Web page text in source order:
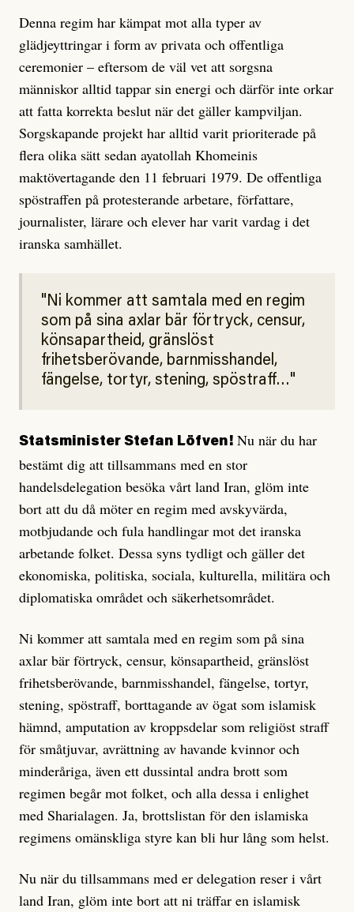
Denna regim har kämpat mot alla typer av
glädjeyttringar i form av privata och offentliga
ceremonier – eftersom de väl vet att sorgsna
människor alltid tappar sin energi och därför inte orkar
att fatta korrekta beslut när det gäller kampviljan.
Sorgskapande projekt har alltid varit prioriterade på
flera olika sätt sedan ayatollah Khomeinis
maktövertagande den 11 februari 1979. De offentliga
spöstraffen på protesterande arbetare, författare,
journalister, lärare och elever har varit vardag i det
iranska samhället.
Ni kommer att samtala med en regim
som på sina axlar bär förtryck, censur,
könsapartheid, gränslöst
frihetsberövande, barnmisshandel,
fängelse, tortyr, stening, spöstraff…
Statsminister Stefan Löfven! Nu när du har
bestämt dig att tillsammans med en stor
handelsdelegation besöka vårt land Iran, glöm inte
bort att du då möter en regim med avskyvärda,
motbjudande och fula handlingar mot det iranska
arbetande folket. Dessa syns tydligt och gäller det
ekonomiska, politiska, sociala, kulturella, militära och
diplomatiska området och säkerhetsområdet.
Ni kommer att samtala med en regim som på sina
axlar bär förtryck, censur, könsapartheid, gränslöst
frihetsberövande, barnmisshandel, fängelse, tortyr,
stening, spöstraff, borttagande av ögat som islamisk
hämnd, amputation av kroppsdelar som religiöst straff
för småtjuvar, avrättning av havande kvinnor och
minderåriga, även ett dussintal andra brott som
regimen begår mot folket, och alla dessa i enlighet
med Sharialagen. Ja, brottslistan för den islamiska
regimens omänskliga styre kan bli hur lång som helst.
Nu när du tillsammans med er delegation reser i vårt
land Iran, glöm inte bort att ni träffar en islamisk